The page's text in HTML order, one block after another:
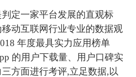
一家平台发展的直观标
动互联网行业专业的数据观
年度最具实力应用榜单
的用户下载量、用户口碑实
方面进行考评,立足数据,以